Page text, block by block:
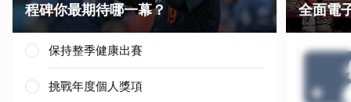
程碑你最期待哪一幕？
保持整季健康出賽
挑戰年度個人獎項
全面電